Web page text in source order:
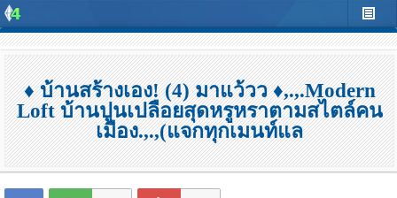
♦ บ้านสร้างเอง! (4) มาแว้วว ♦,.,.Modern
Loft บ้านปูนเปลือยสุดหรูหราตามสไตล์คน
เมือง.,.,(แจกทุกเมนท์แล